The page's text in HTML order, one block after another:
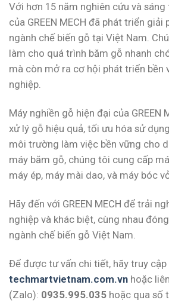
Với hơn 15 năm nghiên cứu và
của GREEN MECH đã phát triển giải
ngành chế biến gỗ tại Việt Nam.
làm cho quá trình băm gỗ nhanh
mà còn mở ra cơ hội phát triển bền
nghiệp.
Máy nghiền gỗ hiện đại của GREEN
xử lý gỗ hiệu quả, tối ưu hóa sử
môi trường làm việc bền vững cho
máy băm gỗ, chúng tôi cung cấp
máy ép, máy mài dao, và máy bóc
Hãy đến với GREEN MECH để trải
nghiệp và khác biệt, cùng nhau
ngành chế biến gỗ Việt Nam.
Để được tư vấn chi tiết, hãy truy cập
techmartvietnam.com.vn hoặc
(Zalo): 0935.995.035 hoặc qua số